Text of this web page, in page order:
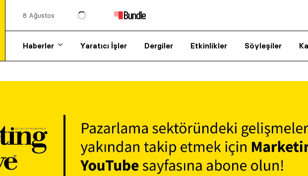
8 Ağustos
Haberler Yaratıcı İşler Dergiler Etkinlikler Söyleşiler